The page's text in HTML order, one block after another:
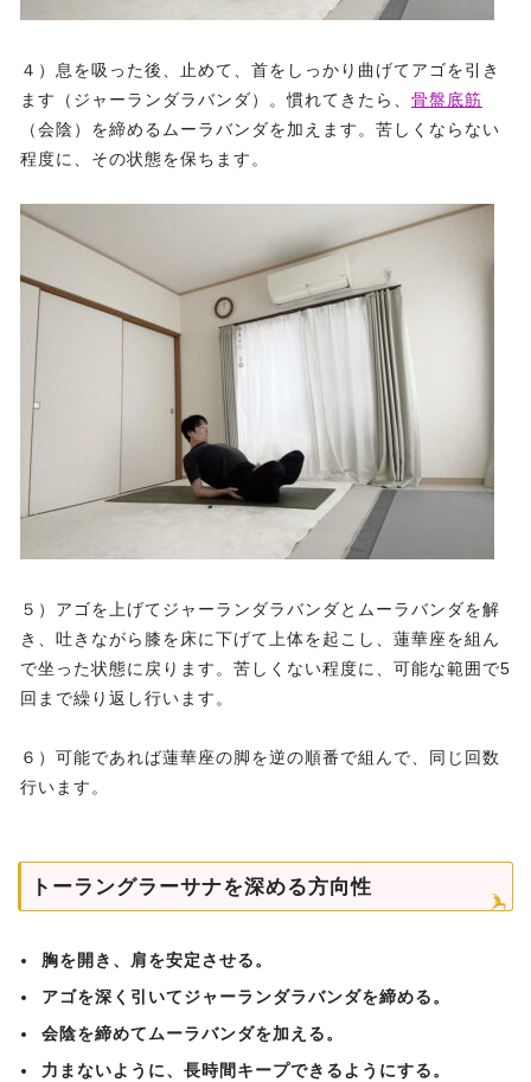
４）息を吸った後、止めて、首をしっかり曲げてアゴを引き
ます（ジャーランダラバンダ）。慣れてきたら、 骨盤底筋
（会陰）を締めるムーラバンダを加えます。苦しくならない
程度に、その状態を保ちます。
５）アゴを上げてジャーランダラバンダとムーラバンダを解
き、吐きながら膝を床に下げて上体を起こし、蓮華座を組ん
で坐った状態に戻ります。苦しくない程度に、可能な範囲で5
回まで繰り返し行います。
６）可能であれば蓮華座の脚を逆の順番で組んで、同じ回数
行います。
トーラングラーサナを深める方向性
胸を開き、肩を安定させる。
アゴを深く引いてジャーランダラバンダを締める。
会陰を締めてムーラバンダを加える。
力まないように、長時間キープできるようにする。